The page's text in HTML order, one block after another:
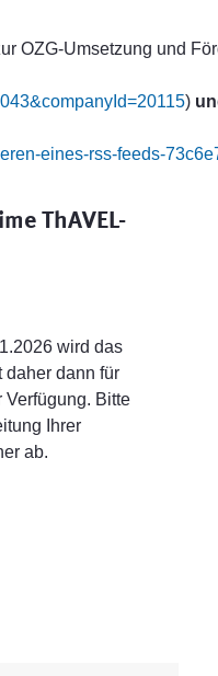
OZG-Umsetzung und
)
eines-rss-feeds-
ThAVEL-
wird das
daher dann für
Verfügung. Bitte
Ihrer
ab.